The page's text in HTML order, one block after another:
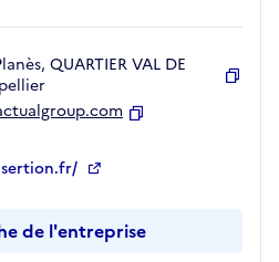
QUARTIER VAL DE
de l'entreprise